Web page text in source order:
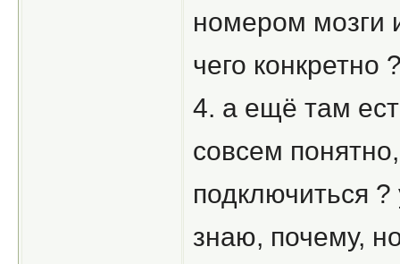
номером мозги
чего конкретно
4. а ещё там
совсем
подключиться
знаю, почему,